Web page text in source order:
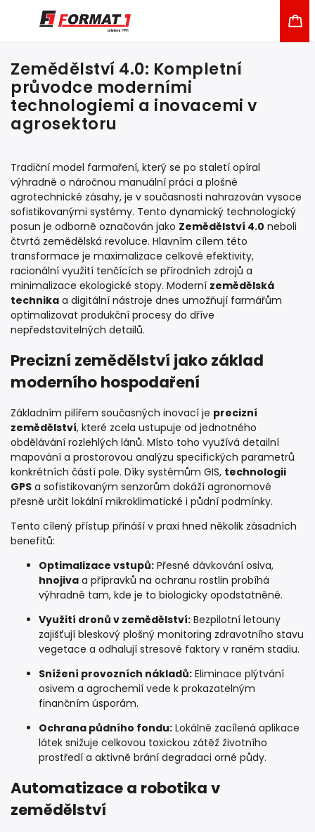
Zemědělství 4.0: Kompletní
průvodce moderními
technologiemi a inovacemi v
agrosektoru
Tradiční model farmaření, který se po staletí opíral
výhradně o náročnou manuální práci a plošné
agrotechnické zásahy, je v současnosti nahrazován vysoce
sofistikovanými systémy. Tento dynamický technologický
posun je odborně označován jako Zemědělství 4.0 neboli
čtvrtá zemědělská revoluce. Hlavním cílem této
transformace je maximalizace celkové efektivity,
racionální využití tenčících se přírodních zdrojů a
minimalizace ekologické stopy. Moderní zemědělská
technika a digitální nástroje dnes umožňují farmářům
optimalizovat produkční procesy do dříve
nepředstavitelných detailů.
Precizní zemědělství jako základ
moderního hospodaření
Základním pilířem současných inovací je precizní
zemědělství, které zcela ustupuje od jednotného
obdělávání rozlehlých lánů. Místo toho využívá detailní
mapování a prostorovou analýzu specifických parametrů
konkrétních částí pole. Díky systémům GIS, technologii
GPS a sofistikovaným senzorům dokáží agronomové
přesně určit lokální mikroklimatické i půdní podmínky.
Tento cílený přístup přináší v praxi hned několik zásadních
benefitů:
Optimalizace vstupů: Přesné dávkování osiva,
hnojiva a přípravků na ochranu rostlin probíhá
výhradně tam, kde je to biologicky opodstatněné.
Využití dronů v zemědělství: Bezpilotní letouny
zajišťují bleskový plošný monitoring zdravotního stavu
vegetace a odhalují stresové faktory v raném stadiu.
Snížení provozních nákladů: Eliminace plýtvání
osivem a agrochemií vede k prokazatelným
finančním úsporám.
Ochrana půdního fondu: Lokálně zacílená aplikace
látek snižuje celkovou toxickou zátěž životního
prostředí a aktivně brání degradaci orné půdy.
Automatizace a robotika v
zemědělství